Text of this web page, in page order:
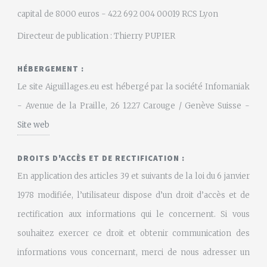
capital de 8000 euros - 422 692 004 00019 RCS Lyon
Directeur de publication : Thierry PUPIER
HÉBERGEMENT :
Le site Aiguillages.eu est hébergé par la société Infomaniak
- Avenue de la Praille, 26 1227 Carouge / Genève Suisse -
Site web
DROITS D'ACCÈS ET DE RECTIFICATION :
En application des articles 39 et suivants de la loi du 6 janvier
1978 modifiée, l’utilisateur dispose d’un droit d’accès et de
rectification aux informations qui le concernent. Si vous
souhaitez exercer ce droit et obtenir communication des
informations vous concernant, merci de nous adresser un